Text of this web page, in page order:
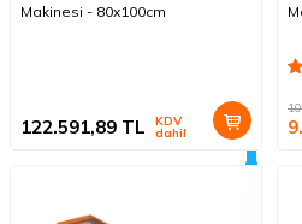
Makinesi - 80x100cm
122.591,89 TL KDV
dahil